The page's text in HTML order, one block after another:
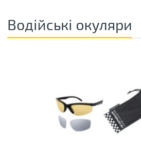
Водійські окуляри